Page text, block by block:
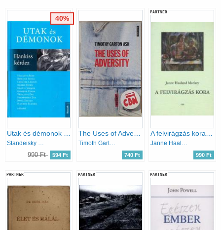
990 Ft 594 Ft
40%
Timoth Garton Ash
740 Ft
PARTNER
990 Ft
PARTNER PARTNER PARTNER